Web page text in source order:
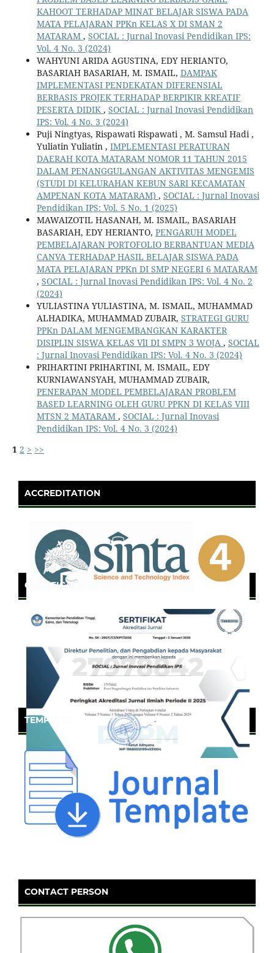
KAHOOT TERHADAP MINAT BELAJAR SISWA PADA
MATA PELAJARAN PPKn KELAS X DI SMAN 2
MATARAM , SOCIAL : Jurnal Inovasi Pendidikan IPS:
Vol. 4 No. 3 (2024)
WAHYUNI ARIDA AGUSTINA, EDY HERIANTO,
BASARIAH BASARIAH, M. ISMAIL, DAMPAK
IMPLEMENTASI PENDEKATAN DIFERENSIAL
BERBASIS PROJEK TERHADAP BERPIKIR KREATIF
PESERTA DIDIK , SOCIAL : Jurnal Inovasi Pendidikan
IPS: Vol. 4 No. 3 (2024)
Puji Ningtyas, Rispawati Rispawati , M. Samsul Hadi ,
Yuliatin Yuliatin , IMPLEMENTASI PERATURAN
DAERAH KOTA MATARAM NOMOR 11 TAHUN 2015
DALAM PENANGGULANGAN AKTIVITAS MENGEMIS
(STUDI DI KELURAHAN KEBUN SARI KECAMATAN
AMPENAN KOTA MATARAM) , SOCIAL : Jurnal Inovasi
Pendidikan IPS: Vol. 5 No. 1 (2025)
MAWAIZOTIL HASANAH, M. ISMAIL, BASARIAH
BASARIAH, EDY HERIANTO, PENGARUH MODEL
PEMBELAJARAN PORTOFOLIO BERBANTUAN MEDIA
CANVA TERHADAP HASIL BELAJAR SISWA PADA
MATA PELAJARAN PPKn DI SMP NEGERI 6 MATARAM
, SOCIAL : Jurnal Inovasi Pendidikan IPS: Vol. 4 No. 2
(2024)
YULIASTINA YULIASTINA, M. ISMAIL, MUHAMMAD
ALHADIKA, MUHAMMAD ZUBAIR, STRATEGI GURU
PPKn DALAM MENGEMBANGKAN KARAKTER
DISIPLIN SISWA KELAS VlI DI SMPN 3 WOJA , SOCIAL
: Jurnal Inovasi Pendidikan IPS: Vol. 4 No. 3 (2024)
PRIHARTINI PRIHARTINI, M. ISMAIL, EDY
KURNIAWANSYAH, MUHAMMAD ZUBAIR,
PENERAPAN MODEL PEMBELAJARAN PROBLEM
BASED LEARNING OLEH GURU PPKN DI KELAS VIII
MTSN 2 MATARAM , SOCIAL : Jurnal Inovasi
Pendidikan IPS: Vol. 4 No. 3 (2024)
1 2 > >>
ACCREDITATION
CERTIFICATE OF SINTA
TEMPLATE
CONTACT PERSON